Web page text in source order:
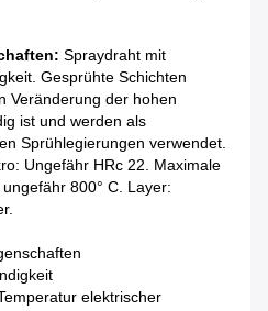
Spraydraht mit
Gesprühte Schichten
Veränderung der hohen
ist und werden als
Sprühlegierungen verwendet.
Ungefähr HRc 22. Maximale
800° C. Layer:
elektrischer